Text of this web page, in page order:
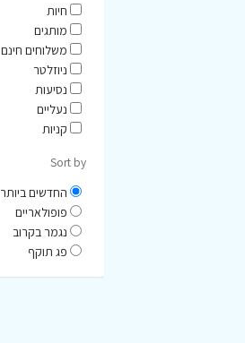
חיות
מותגים
משלוחים חינם
ניוזלטר
נסיעות
נעליים
קניות
Sort by
החדשים ביותר
פופולאריים
נגמר בקרוב
פג תוקף